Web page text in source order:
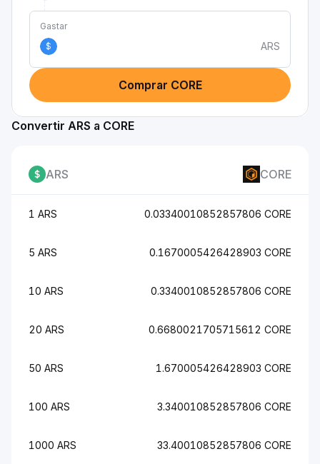
Gastar
$
ARS
Comprar CORE
Convertir ARS a CORE
ARS CORE
1 ARS 0.03340010852857806 CORE
5 ARS 0.1670005426428903 CORE
10 ARS 0.3340010852857806 CORE
20 ARS 0.6680021705715612 CORE
50 ARS 1.670005426428903 CORE
100 ARS 3.340010852857806 CORE
1000 ARS 33.40010852857806 CORE